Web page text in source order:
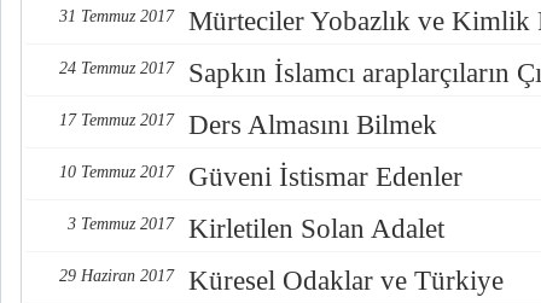
31 Temmuz 2017 Mürteciler Yobazlık ve Kimlik
24 Temmuz 2017 Sapkın İslamcı araplarçıların
17 Temmuz 2017 Ders Almasını Bilmek
10 Temmuz 2017 Güveni İstismar Edenler
3 Temmuz 2017 Kirletilen Solan Adalet
29 Haziran 2017 Küresel Odaklar ve Türkiye